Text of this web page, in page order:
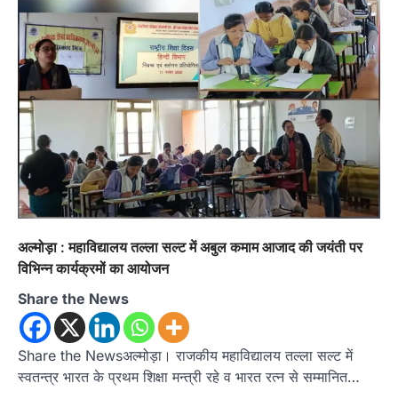
अल्मोड़ा : महाविद्यालय तल्ला सल्ट में अबुल कमाम आजाद की जयंती पर
विभिन्न कार्यक्रमों का आयोजन
Share the News
Share the Newsअल्मोड़ा। राजकीय महाविद्यालय तल्ला सल्ट में
स्वतन्त्र भारत के प्रथम शिक्षा मन्त्री रहे व भारत रत्न से सम्मानित…
2
उत्तराखण्ड कुमाऊं ख़बरें नैनीताल
हल्द्वानी में खड़गे का हुंकार, नौकरियों से लेकर
संविधान और भ्रष्टाचार तक भाजपा को घेरा
हल्द्वानी में आयोजित विजय शंखनाद रैली को संबोधित करते
हुए कांग्रेस के राष्ट्रीय अध्यक्ष मल्लिकार्जुन…
कुमाऊं